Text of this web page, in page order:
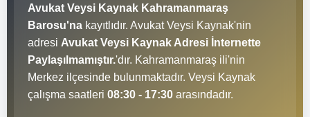
Avukat Veysi Kaynak Kahramanmaraş
Barosu'na kayıtlıdır. Avukat Veysi Kaynak'nin
adresi Avukat Veysi Kaynak Adresi İnternette
Paylaşılmamıştır.'dır. Kahramanmaraş ili'nin
Merkez ilçesinde bulunmaktadır. Veysi Kaynak
çalışma saatleri 08:30 - 17:30 arasındadır.